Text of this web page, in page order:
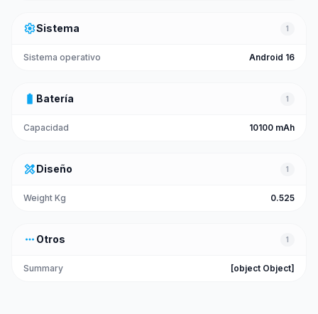
settingsSistema 1
Sistema operativo Android 16
battery_full Batería 1
Capacidad 10100 mAh
design_servicesDiseño 1
Weight Kg 0.525
more_horiz Otros 1
Summary [object Object]